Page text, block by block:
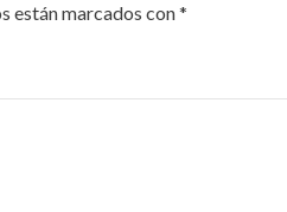
están marcados con*